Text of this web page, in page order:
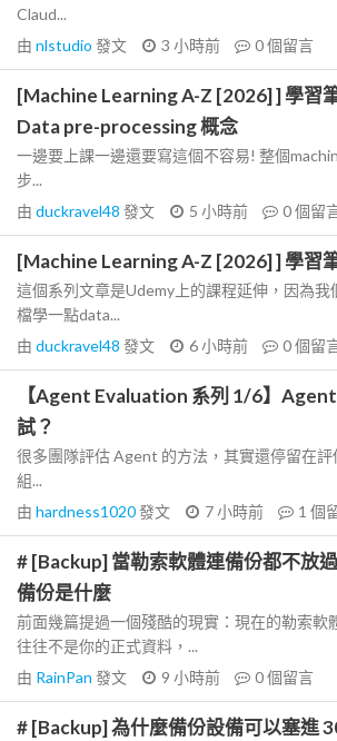
Claud...
由 nlstudio 發文 3 小時前 0個留言
[Machine Learning A-Z [2026] ] 學習
Data pre-processing 概念
一邊要上課一邊還要寫這個不容易! 整個
步...
由 duckravel48 發文 5 小時前 0個留
[Machine Learning A-Z [2026] ] 學習
這個系列文章是Udemy上的課程延伸，因為我
檔學一點data...
由 duckravel48 發文 6 小時前 0個留
【Agent Evaluation 系列 1/6】
試？
很多團隊評估 Agent 的方法，其實還停留在
組...
由 hardness1020發文 7 小時前 1 個
# [Backup] 當勒索軟體連備份都不放
備份是什麼
前面幾篇提過一個殘酷的現實：現在的勒索軟
往往不是你的正式資料，...
由 RainPan 發文 9 小時前 0個留言
# [Backup] 為什麼備份設備可以塞進